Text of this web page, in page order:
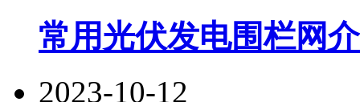
常用光伏发电围栏网
2023-10-12